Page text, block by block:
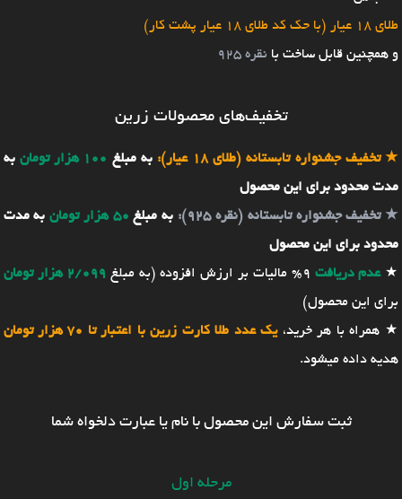
طلای 18 عیار (با حک کد طلای 18 عیار پشت کار)
و همچنین قابل ساخت با نقره 925
تخفیف‌های محصولات زرین
★تخفیف جشنواره تابستانه (طلای 18 عیار): به مبلغ 100 هزار تومان
به
مدت محدود برای این محصول
★تخفیف جشنواره تابستانه (نقره 925): به مبلغ 50 هزار تومان
به مدت
محدود برای این محصول
★عدم دریافت 9% مالیات بر ارزش افزوده (به مبلغ
2/099 هزار تومان
برای این محصول)
★ همراه با هر خرید،یک عدد طلا کارت زرین با اعتبار تا 70 هزار تومان
هدیه داده میشود.
ثبت سفارش این محصول با نام یا عبارت دلخواه شما
مرحله اول